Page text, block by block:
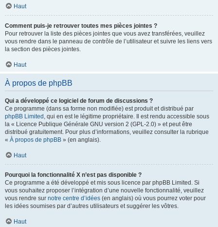
Haut
Comment puis-je retrouver toutes mes pièces jointes ?
Pour retrouver la liste des pièces jointes que vous avez transférées, veuillez
vous rendre dans le panneau de contrôle de l’utilisateur et suivre les liens vers
la section des pièces jointes.
Haut
À propos de phpBB
Qui a développé ce logiciel de forum de discussions ?
Ce programme (dans sa forme non modifiée) est produit et distribué par
phpBB Limited , qui en est le légitime propriétaire. Il est rendu accessible sous
la « Licence Publique Générale GNU version 2 (GPL-2.0) » et peut être
distribué gratuitement. Pour plus d’informations, veuillez consulter la rubrique
« À propos de phpBB » (en anglais).
Haut
Pourquoi la fonctionnalité X n’est pas disponible ?
Ce programme a été développé et mis sous licence par phpBB Limited. Si
vous souhaitez proposer l’intégration d’une nouvelle fonctionnalité, veuillez
vous rendre sur notre centre d’idées (en anglais) où vous pourrez voter pour
les idées soumises par d’autres utilisateurs et suggérer les vôtres.
Haut